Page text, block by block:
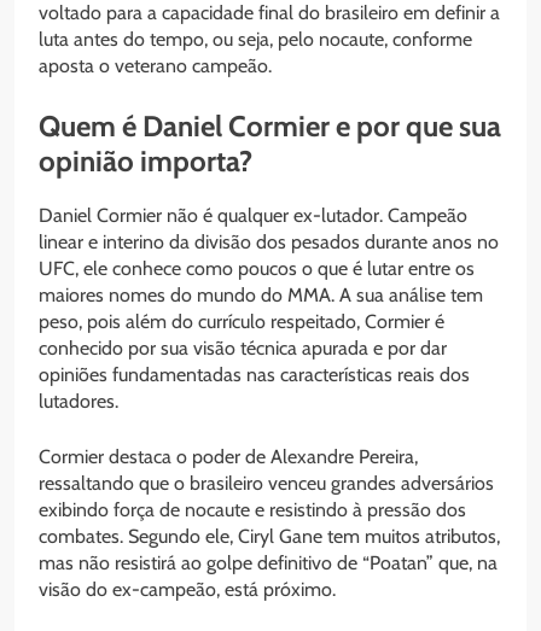
voltado para a capacidade final do brasileiro em definir a
luta antes do tempo, ou seja, pelo nocaute, conforme
aposta o veterano campeão.
Quem é Daniel Cormier e por que sua
opinião importa?
Daniel Cormier não é qualquer ex-lutador. Campeão
linear e interino da divisão dos pesados durante anos no
UFC, ele conhece como poucos o que é lutar entre os
maiores nomes do mundo do MMA. A sua análise tem
peso, pois além do currículo respeitado, Cormier é
conhecido por sua visão técnica apurada e por dar
opiniões fundamentadas nas características reais dos
lutadores.
Cormier destaca o poder de Alexandre Pereira,
ressaltando que o brasileiro venceu grandes adversários
exibindo força de nocaute e resistindo à pressão dos
combates. Segundo ele, Ciryl Gane tem muitos atributos,
mas não resistirá ao golpe definitivo de “Poatan” que, na
visão do ex-campeão, está próximo.